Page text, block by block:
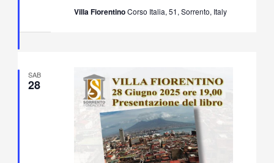
Villa FiorentinoCorso Italia, 51, Sorrento, Italy
SAB
28